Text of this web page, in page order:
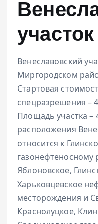
участок
Венеславовский
Миргородском
Стартовая
спецразрешения –
Площадь участка –
расположения
относится к
газонефтеносному
Яблоновское,
Харьковцевское
месторождения и
Краснолуцкое,